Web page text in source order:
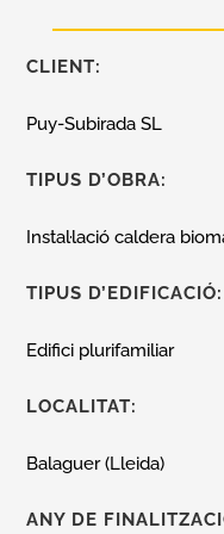
CLIENT:
Puy-Subirada SL
TIPUS D’OBRA:
Instal·lació caldera
TIPUS D’EDIFICACIÓ:
Edifici plurifamiliar
LOCALITAT:
Balaguer (Lleida)
ANY DE